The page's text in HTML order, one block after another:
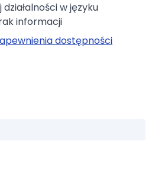
w języku
informacji
dostępności